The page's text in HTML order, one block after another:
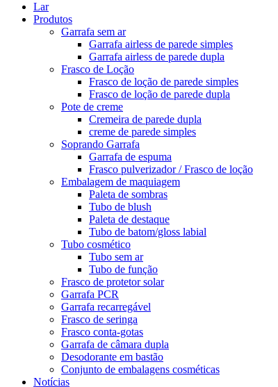
Lar
Produtos
Garrafa sem ar
Garrafa airless de parede simples
Garrafa airless de parede dupla
Frasco de Loção
Frasco de loção de parede simples
Frasco de loção de parede dupla
Pote de creme
Cremeira de parede dupla
creme de parede simples
Soprando Garrafa
Garrafa de espuma
Frasco pulverizador / Frasco de loção
Embalagem de maquiagem
Paleta de sombras
Tubo de blush
Paleta de destaque
Tubo de batom/gloss labial
Tubo cosmético
Tubo sem ar
Tubo de função
Frasco de protetor solar
Garrafa PCR
Garrafa recarregável
Frasco de seringa
Frasco conta-gotas
Garrafa de câmara dupla
Desodorante em bastão
Conjunto de embalagens cosméticas
Notícias